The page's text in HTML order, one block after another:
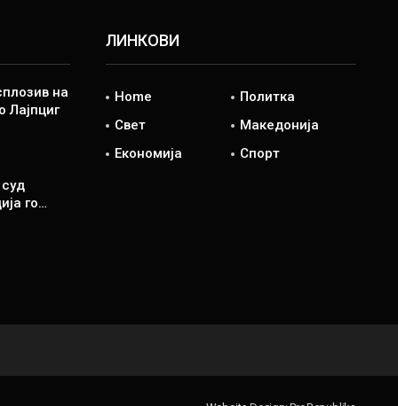
на
Лајпциг
го…
ЛИНКОВИ
Home
Политка
Свет
Македонија
Економија
Спорт